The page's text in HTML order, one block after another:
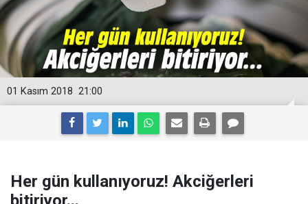
21:00
01 Kasım 2018
Her gün kullanıyoruz! Akciğerleri